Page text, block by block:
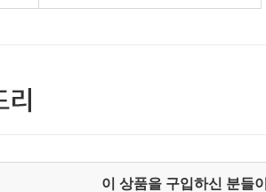
이 상품을 구입하신 분들이